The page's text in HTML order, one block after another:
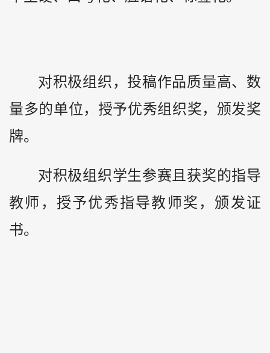
对积极组织，投稿作品质量高、数
量多的单位，授予优秀组织奖，颁发奖
牌。
对积极组织学生参赛且获奖的指导
教师，授予优秀指导教师奖，颁发证
书。